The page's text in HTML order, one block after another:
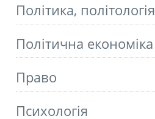
Політика, політологія
Політична економіка
Право
Психологія